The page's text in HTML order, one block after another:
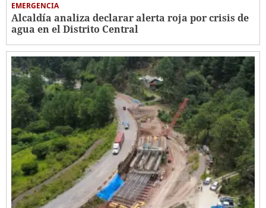
EMERGENCIA
Alcaldía analiza declarar alerta roja por crisis de
agua en el Distrito Central